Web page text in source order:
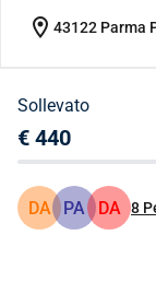
location_on 43122 Parma
Sollevato
€ 440
DA PA DA 8